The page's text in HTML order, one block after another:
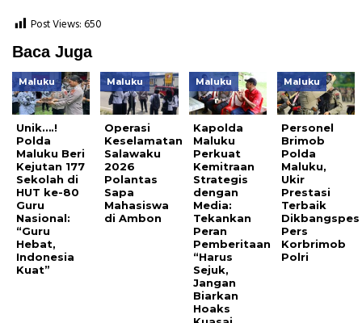
Post Views:650
Baca Juga
Maluku
Unik….!
Polda
Maluku Beri
Kejutan 177
Sekolah di
HUT ke-80
Guru
Nasional:
“Guru
Hebat,
Indonesia
Kuat”
Maluku
Operasi
Keselamatan
Salawaku
2026
Polantas
Sapa
Mahasiswa
di Ambon
Maluku
Kapolda
Maluku
Perkuat
Kemitraan
Strategis
dengan
Media:
Tekankan
Peran
Pemberitaan
“Harus
Sejuk,
Jangan
Biarkan
Hoaks
Maluku
Personel
Brimob
Polda
Maluku,
Ukir
Prestasi
Terbaik
Dikbangspes
Pers
Korbrimob
Polri